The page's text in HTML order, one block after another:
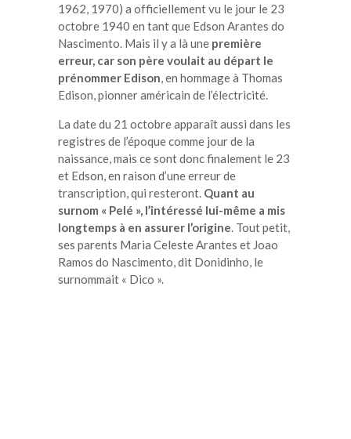
1962, 1970) a officiellement vu le jour le 23
octobre 1940 en tant que Edson Arantes do
Nascimento. Mais il y a là une première
erreur, car son père voulait au départ le
prénommer Edison, en hommage à Thomas
Edison, pionner américain de l’électricité.
La date du 21 octobre apparaît aussi dans les
registres de l’époque comme jour de la
naissance, mais ce sont donc finalement le 23
et Edson, en raison d’une erreur de
transcription, qui resteront. Quant au
surnom « Pelé », l’intéressé lui-même a mis
longtemps à en assurer l’origine. Tout petit,
ses parents Maria Celeste Arantes et Joao
Ramos do Nascimento, dit Donidinho, le
surnommait « Dico ».